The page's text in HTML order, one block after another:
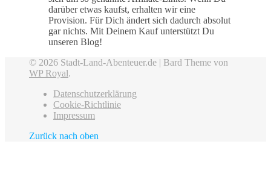
darüber etwas kaufst, erhalten wir eine
Provision. Für Dich ändert sich dadurch absolut
gar nichts. Mit Deinem Kauf unterstützt Du
unseren Blog!
© 2026 Stadt-Land-Abenteuer.de | Bard Theme von
WP Royal.
Datenschutzerklärung
Cookie-Richtlinie
Impressum
Zurück nach oben